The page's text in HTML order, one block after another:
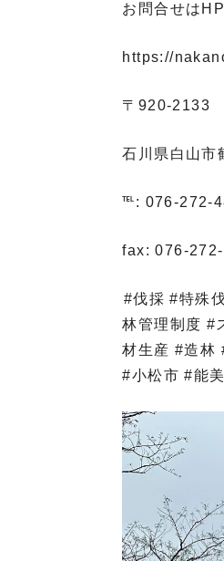
お問合せは
https://
〒920-2133
石川県白山市
℡: 076-272-
fax: 076-
⁡#伐採 #特殊
林管理制度 #
材生産 #造林
#小松市 #能